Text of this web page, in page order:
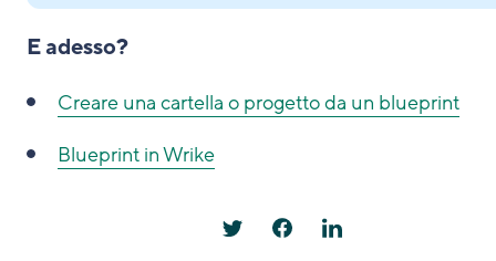
E adesso?
Creare una cartella o progetto da un blueprint
Blueprint in Wrike